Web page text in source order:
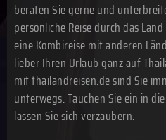
beraten Sie gerne und
persönliche Reise durch das
eine Kombireise mit anderen
lieber Ihren Urlaub ganz auf
mit thailandreisen.de sind Sie
unterwegs. Tauchen Sie ein in
lassen Sie sich verzaubern.